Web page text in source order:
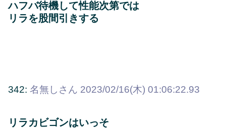
ハフバ待機して性能次第では
リラを股間引きする
342: 名無しさん 2023/02/16(木) 01:06:22.93
リラカビゴンはいっそ